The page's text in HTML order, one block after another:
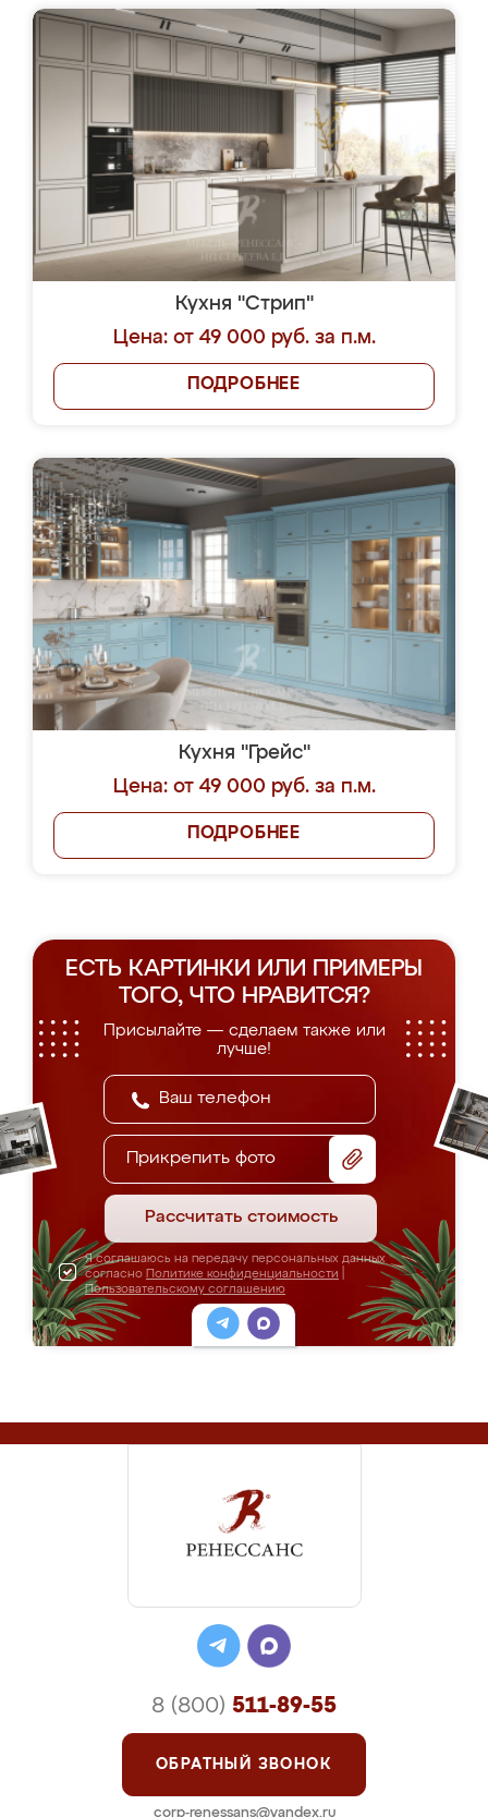
Кухня "Стрип"
Цена: от 49 000 руб. за п.м.
ПОДРОБНЕЕ
Кухня "Грейс"
Цена: от 49 000 руб. за п.м.
ПОДРОБНЕЕ
ЕСТЬ КАРТИНКИ ИЛИ ПРИМЕРЫ
ТОГО, ЧТО НРАВИТСЯ?
Присылайте — сделаем также или
лучше!
Прикрепить фото
Рассчитать стоимость
Я соглашаюсь на передачу персональных данных
согласно Политике конфиденциальности
Пользовательскому соглашению
8 (800) 511-89-55
ОБРАТНЫЙ ЗВОНОК
corp-renessans@yandex.ru